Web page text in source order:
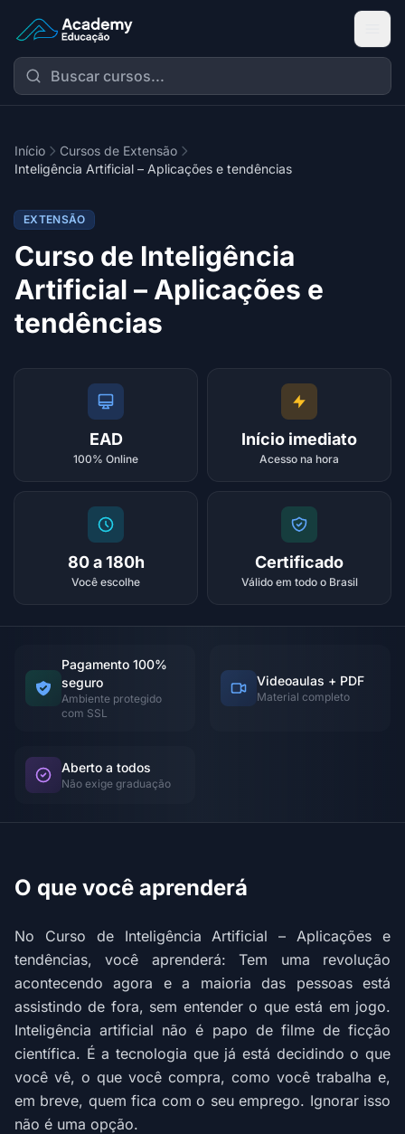
Academy Extensão
Início
Cursos de Extensão
Inteligência Artificial – Aplicações e tendências
EXTENSÃO
Curso de Inteligência
Artificial – Aplicações e
tendências
EAD
100% Online
Início imediato
Acesso na hora
80 a 180h
Você escolhe
Certificado
Válido em todo o Brasil
Pagamento 100%
seguro
Ambiente protegido
com SSL
Videoaulas + PDF
Material completo
Aberto a todos
Não exige graduação
O que você aprenderá
No Curso de Inteligência Artificial – Aplicações e
tendências, você aprenderá: Tem uma revolução
acontecendo agora e a maioria das pessoas está
assistindo de fora, sem entender o que está em jogo.
Inteligência artificial não é papo de filme de ficção
científica. É a tecnologia que já está decidindo o que
você vê, o que você compra, como você trabalha e,
em breve, quem fica com o seu emprego. Ignorar isso
não é uma opção.